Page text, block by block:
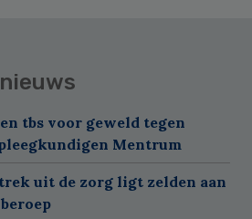
tbs voor geweld tegen
Mentrum
uit de zorg ligt zelden aan